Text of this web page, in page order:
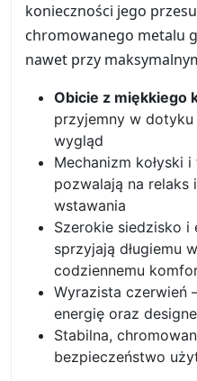
konieczności jego
chromowanego metalu
nawet przy
Obicie z miękkiego
przyjemny w
wygląd
Mechanizm kołyski
pozwalają na relaks
wstawania
Szerokie siedzisko i
sprzyjają długiemu
codziennemu
Wyrazista czerwień
energię oraz
Stabilna,
bezpieczeństwo